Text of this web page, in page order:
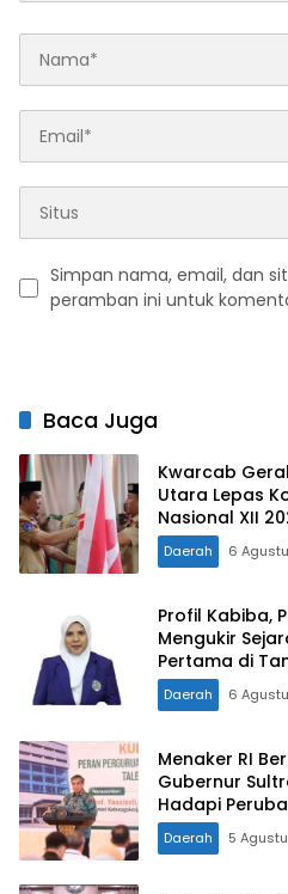
Simpan nama, email, dan
peramban ini untuk
Baca Juga
Kwarcab
Utara Lepas
Nasional XII
Tunjukkan
Konut yang
Daerah 6
Profil Kabiba,
Mengukir
Pertama di
Daerah 6
Menaker RI
Gubernur
Hadapi
Daerah 5